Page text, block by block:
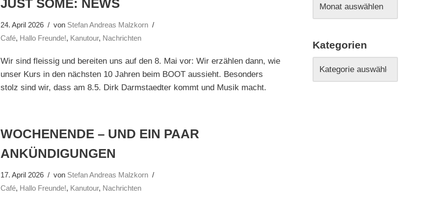
JUST SOME: NEWS
24. April 2026 von Stefan Andreas Malzkorn
Café, Hallo Freunde!, Kanutour, Nachrichten
Wir sind fleissig und bereiten uns auf den 8. Mai vor: Wir erzählen dann, wie
unser Kurs in den nächsten 10 Jahren beim BOOT aussieht. Besonders
stolz sind wir, dass am 8.5. Dirk Darmstaedter kommt und Musik macht.
WOCHENENDE – UND EIN PAAR
ANKÜNDIGUNGEN
17. April 2026 von Stefan Andreas Malzkorn
Café, Hallo Freunde!, Kanutour, Nachrichten
Kategorien